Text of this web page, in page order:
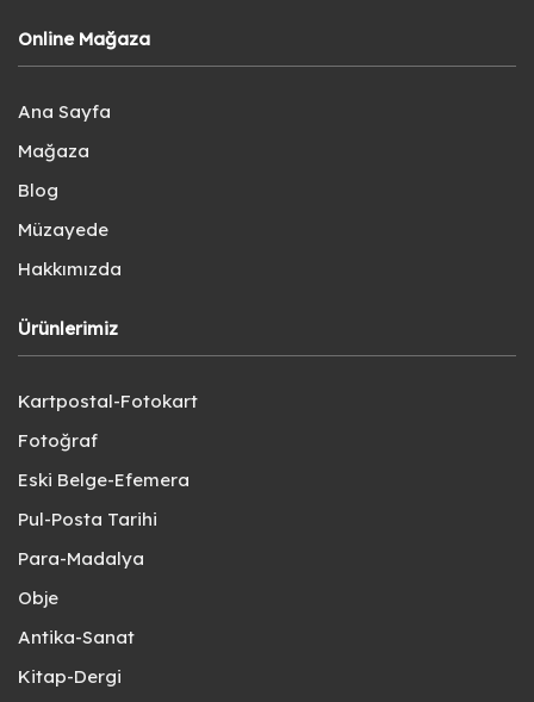
Online Mağaza
Ana Sayfa
Mağaza
Blog
Müzayede
Hakkımızda
Ürünlerimiz
Kartpostal-Fotokart
Fotoğraf
Eski Belge-Efemera
Pul-Posta Tarihi
Para-Madalya
Obje
Antika-Sanat
Kitap-Dergi